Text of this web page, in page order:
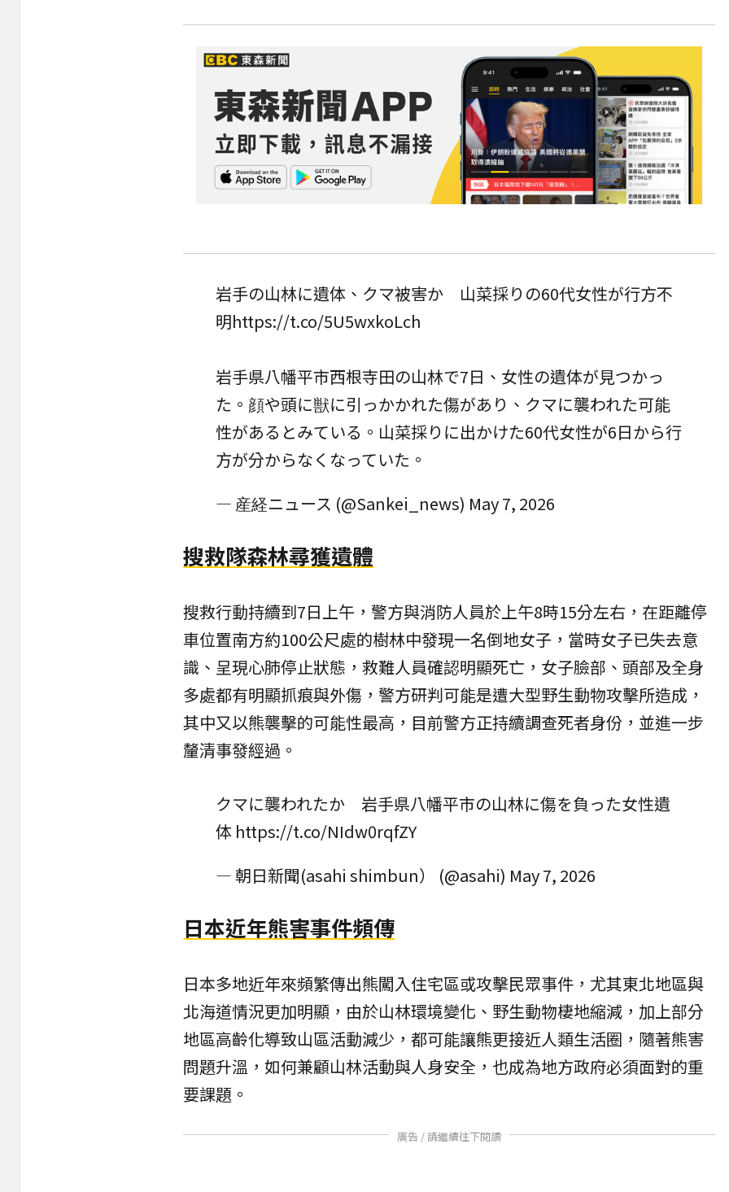
岩手の山林に遺体、クマ被害か 山菜採りの60代女性が行方不
明https://t.co/5U5wxkoLch
岩手県八幡平市西根寺田の山林で7日、女性の遺体が見つかっ
た。顔や頭に獣に引っかかれた傷があり、クマに襲われた可能
性があるとみている。山菜採りに出かけた60代女性が6日から行
方が分からなくなっていた。
— 産経ニュース (@Sankei_news) May 7, 2026
搜救隊森林尋獲遺體
搜救行動持續到7日上午，警方與消防人員於上午8時15分左右，在距離停
車位置南方約100公尺處的樹林中發現一名倒地女子，當時女子已失去意
識、呈現心肺停止狀態，救難人員確認明顯死亡，女子臉部、頭部及全身
多處都有明顯抓痕與外傷，警方研判可能是遭大型野生動物攻擊所造成，
其中又以熊襲擊的可能性最高，目前警方正持續調查死者身份，並進一步
釐清事發經過。
クマに襲われたか 岩手県八幡平市の山林に傷を負った女性遺
体 https://t.co/NIdw0rqfZY
— 朝日新聞(asahi shimbun） (@asahi) May 7, 2026
日本近年熊害事件頻傳
日本多地近年來頻繁傳出熊闖入住宅區或攻擊民眾事件，尤其東北地區與
北海道情況更加明顯，由於山林環境變化、野生動物棲地縮減，加上部分
地區高齡化導致山區活動減少，都可能讓熊更接近人類生活圈，隨著熊害
問題升溫，如何兼顧山林活動與人身安全，也成為地方政府必須面對的重
要課題。
廣告 / 請繼續往下閱讀